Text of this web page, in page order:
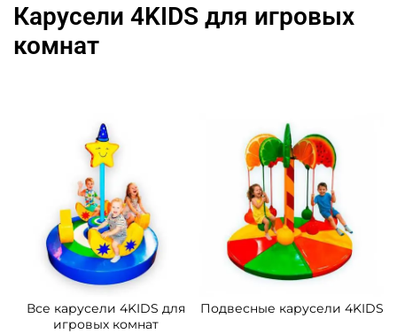
Карусели 4KIDS для игровых
комнат
Все карусели 4KIDS для
игровых комнат
Подвесные карусели 4KIDS